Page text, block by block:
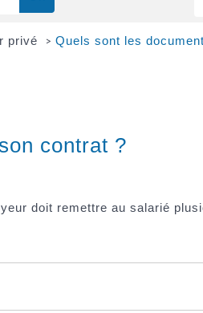
privé > Quels sont les
contrat ?
doit remettre au salarié